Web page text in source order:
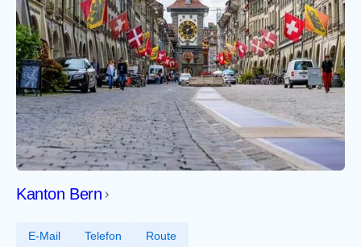
Kanton Bern
E-Mail Telefon Route